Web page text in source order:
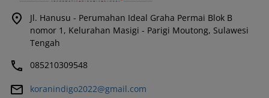
Jl. Hanusu - Perumahan Ideal Graha Permai Blok B
nomor 1, Kelurahan Masigi - Parigi Moutong, Sulawesi
Tengah
085210309548
koranindigo2022@gmail.com